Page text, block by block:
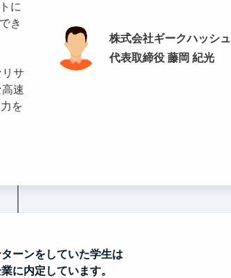
株式会社ギークハッシュ
代表取締役 藤岡 紀光
に
き
サ
速
を
ーンをしていた学生は
に内定しています。